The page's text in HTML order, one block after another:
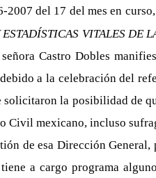
del 17 del mes en
VITALES DE
Castro Dobles
a la celebración del
la posibilidad de
Civil mexicano, incluso
de esa Dirección
a cargo programa